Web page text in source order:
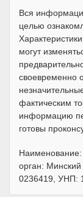
Вся
целью
могут
своевременно
фактическим
информацию
готовы
орган:
0236419, УНП: